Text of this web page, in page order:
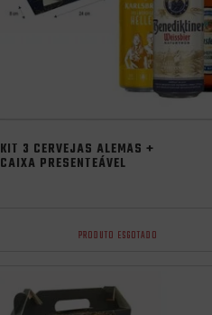
KIT 3 CERVEJAS ALEMÃS +
CAIXA PRESENTEÁVEL
PRODUTO ESGOTADO